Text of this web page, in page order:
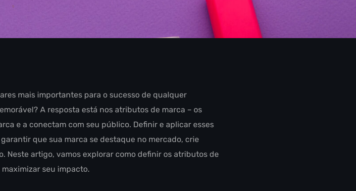
mais importantes para o sucesso de qualquer
A resposta está nos atributos de marca – os
e a conectam com seu público. Definir e aplicar esses
que sua marca se destaque no mercado, crie
Neste artigo, vamos explorar como definir os atributos de
seu impacto.